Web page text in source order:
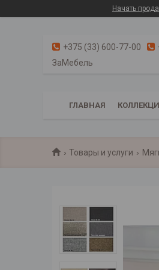
Начать
+375 (33) 600-77-00
ЗаМебель
ГЛАВНАЯ
Товары и услуги